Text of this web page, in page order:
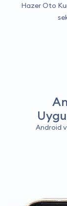
Hazer Oto
Android